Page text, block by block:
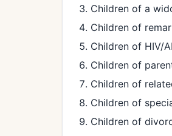
Children of a
Children of
Children of HIV/
Children of
Children of
Children of
Children of